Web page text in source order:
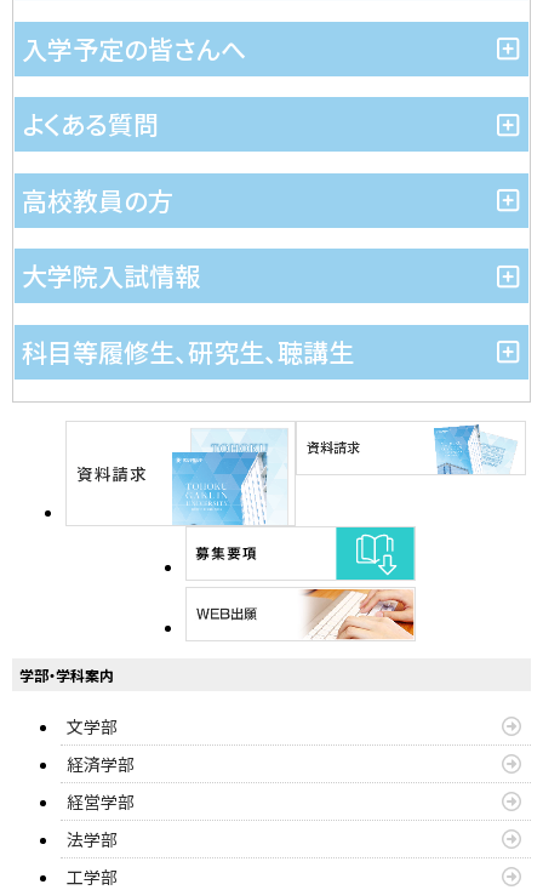
入学予定の皆さんへ
よくある質問
高校教員の方
大学院入試情報
科目等履修生、研究生、聴講生
学部・学科案内
文学部
経済学部
経営学部
法学部
工学部